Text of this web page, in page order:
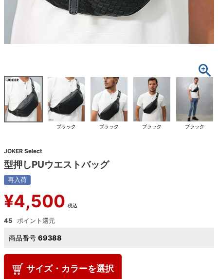
ブラック ブラック ブラック ブラック
JOKER Select
型押しPUウエストバッグ
再入荷
¥4,500 税込
45
商品番号 69388
サイズ・カラーを選択